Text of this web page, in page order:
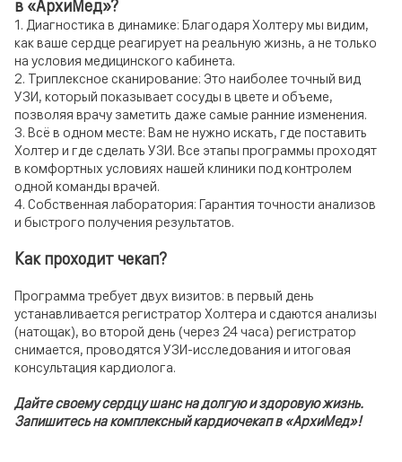
в «АрхиМед»?
1. Диагностика в динамике: Благодаря Холтеру мы видим,
как ваше сердце реагирует на реальную жизнь, а не только
на условия медицинского кабинета.
2. Триплексное сканирование: Это наиболее точный вид
УЗИ, который показывает сосуды в цвете и объеме,
позволяя врачу заметить даже самые ранние изменения.
3. Всё в одном месте: Вам не нужно искать, где поставить
Холтер и где сделать УЗИ. Все этапы программы проходят
в комфортных условиях нашей клиники под контролем
одной команды врачей.
4. Собственная лаборатория: Гарантия точности анализов
и быстрого получения результатов.
Как проходит чекап?
Программа требует двух визитов: в первый день
устанавливается регистратор Холтера и сдаются анализы
(натощак), во второй день (через 24 часа) регистратор
снимается, проводятся УЗИ-исследования и итоговая
консультация кардиолога.
Дайте своему сердцу шанс на долгую и здоровую жизнь.
Запишитесь на комплексный кардиочекап в «АрхиМед»!